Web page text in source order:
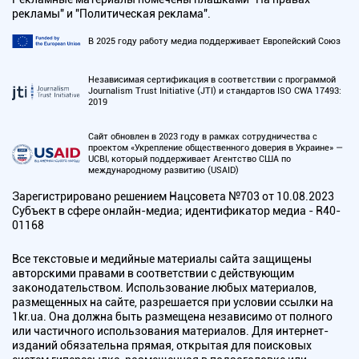
рекламы" и "Политическая реклама".
В 2025 году работу медиа поддерживает Европейский Союз
Независимая сертификация в соответствии с программой
Journalism Trust Initiative (JTI) и стандартов ISO CWA 17493:
2019
Сайт обновлен в 2023 году в рамках сотрудничества с
проектом «Укрепление общественного доверия в Украине» —
UCBI, который поддерживает Агентство США по
международному развитию (USAID)
Зарегистрировано решением Нацсовета №703 от 10.08.2023
Субъект в сфере онлайн-медиа; идентификатор медиа - R40-
01168
Все текстовые и медийные материалы сайта защищены
авторскими правами в соответствии с действующим
законодательством. Использование любых материалов,
размещенных на сайте, разрешается при условии ссылки на
1kr.ua. Она должна быть размещена независимо от полного
или частичного использования материалов. Для интернет-
изданий обязательна прямая, открытая для поисковых